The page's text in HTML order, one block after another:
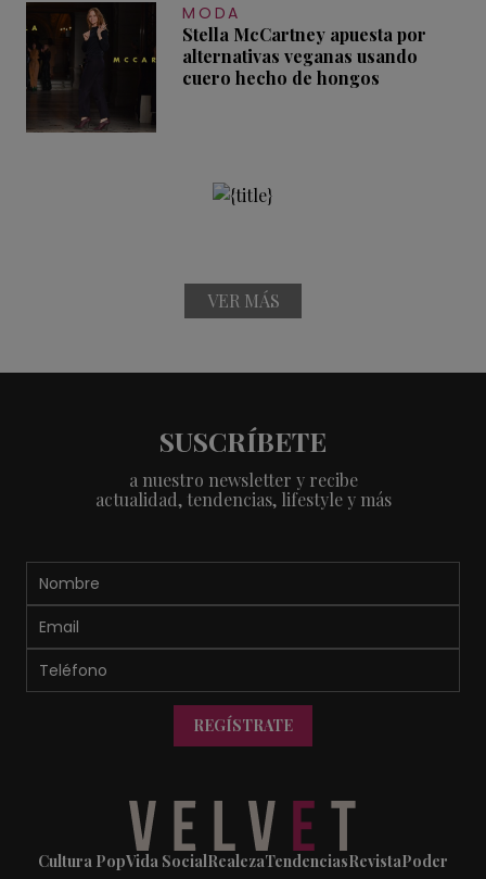
MODA
Stella McCartney apuesta por
alternativas veganas usando
cuero hecho de hongos
VER MÁS
SUSCRÍBETE
a nuestro newsletter y recibe
actualidad, tendencias, lifestyle y más
REGÍSTRATE
Cultura PopVida SocialRealezaTendenciasRevistaPoder